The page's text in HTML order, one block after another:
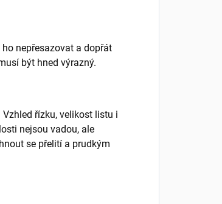
nepřesazovat a dopřát
být hned výrazný.
řízku, velikost listu i
nejsou vadou, ale
se přelití a prudkým